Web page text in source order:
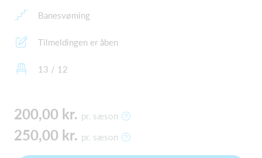
Banesvøming
Tilmeldingen er åben
13 / 12
200,00 kr. pr. sæson
250,00 kr. pr. sæson